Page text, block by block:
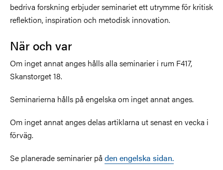
bedriva forskning erbjuder seminariet ett utrymme för kritisk
reflektion, inspiration och metodisk innovation.
När och var
Om inget annat anges hålls alla seminarier i rum F417,
Skanstorget 18.
Seminarierna hålls på engelska om inget annat anges.
Om inget annat anges delas artiklarna ut senast en vecka i
förväg.
Se planerade seminarier på den engelska sidan.